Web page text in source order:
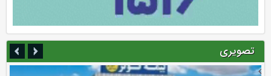
تصویری